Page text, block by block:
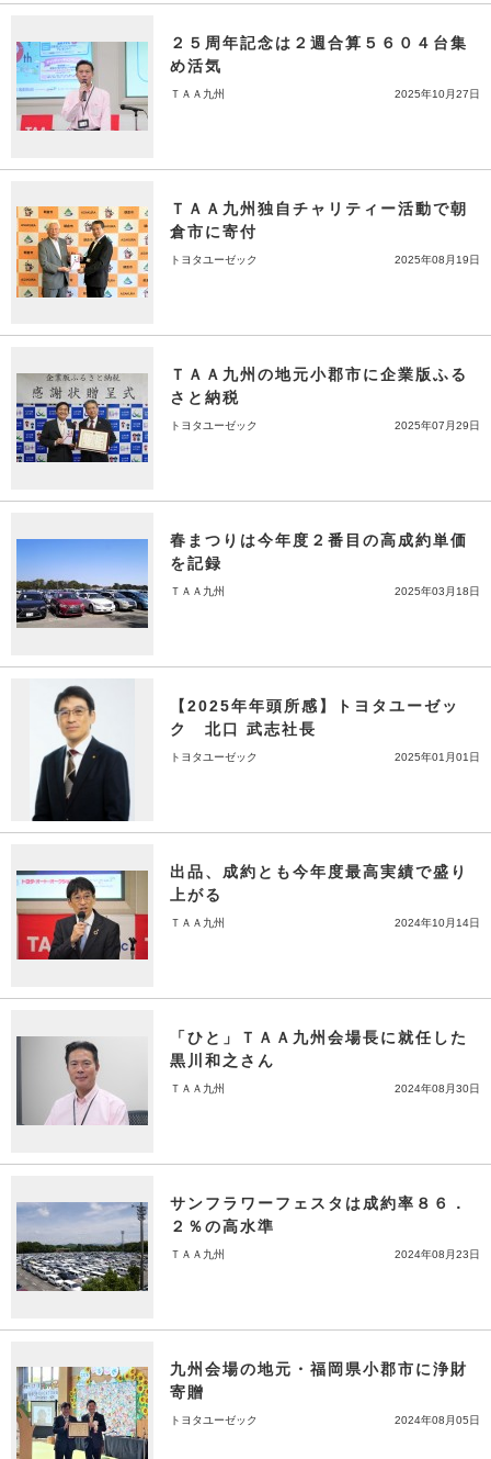
２５周年記念は２週合算５６０４台集
め活気
ＴＡＡ九州 2025年10月27日
ＴＡＡ九州独自チャリティー活動で朝
倉市に寄付
トヨタユーゼック 2025年08月19日
ＴＡＡ九州の地元小郡市に企業版ふる
さと納税
トヨタユーゼック 2025年07月29日
春まつりは今年度２番目の高成約単価
を記録
ＴＡＡ九州 2025年03月18日
【2025年年頭所感】トヨタユーゼッ
ク 北口 武志社長
トヨタユーゼック 2025年01月01日
出品、成約とも今年度最高実績で盛り
上がる
ＴＡＡ九州 2024年10月14日
「ひと」ＴＡＡ九州会場長に就任した
黒川和之さん
ＴＡＡ九州 2024年08月30日
サンフラワーフェスタは成約率８６．
２％の高水準
ＴＡＡ九州 2024年08月23日
九州会場の地元・福岡県小郡市に浄財
寄贈
トヨタユーゼック 2024年08月05日